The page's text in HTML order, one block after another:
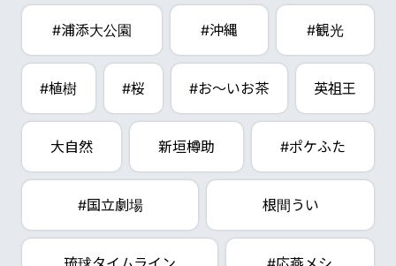
#浦添大公園 #沖縄 #観光
#植樹 #桜 #お～いお茶 英祖王
大自然 新垣樽助 #ポケふた
#国立劇場 根間うい